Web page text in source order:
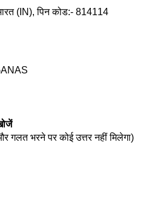
(IN), पिन कोड:- 814114
गलत भरने पर कोई उत्तर नहीं मिलेगा)